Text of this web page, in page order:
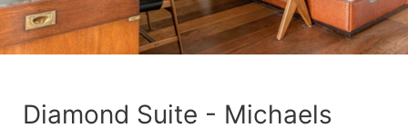
Diamond Suite - Michaels